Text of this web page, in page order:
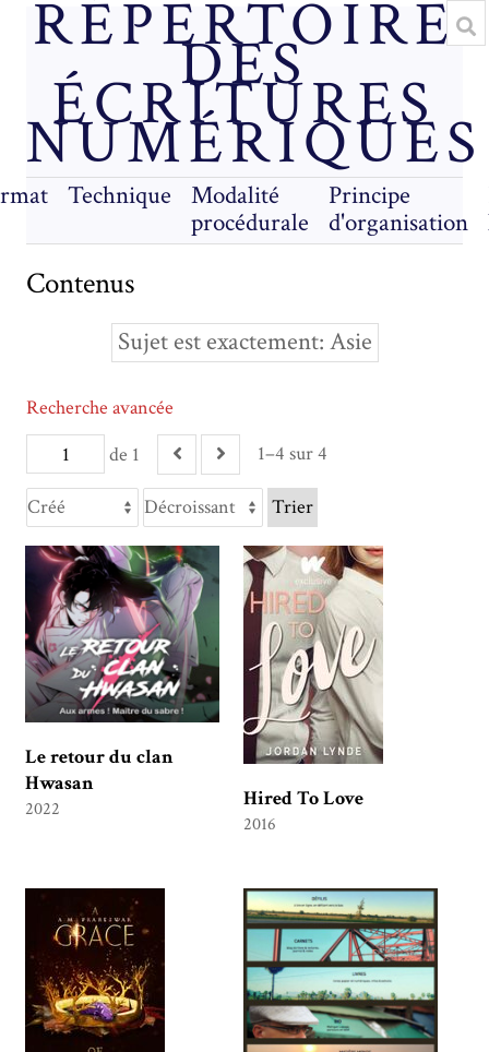
RÉPERTOIRE
DES
ÉCRITURES
NUMÉRIQUES
Technique
Modalité
procédurale
Principe
d'organisation
Contenus
Sujet est exactement Asie
de 1 1–4 sur 4
Recherche avancée
Trier
Le retour du clan
Hwasan
2022 Hired To Love
2016